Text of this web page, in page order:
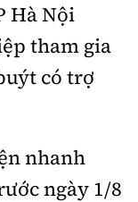
Hà Nội
tham gia
có trợ
nhanh
ngày 1/8